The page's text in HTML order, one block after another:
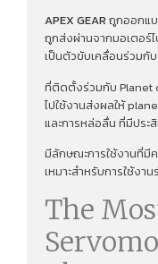
APEX GEAR ถูกออกแ
ถูกส่งผ่านจากมอเตอร์
เป็นตัวขับเคลื่อนร่วมกั
ที่ติดตั้งร่วมกับ Planet
ไปใช้งานส่งผลให้
และการหล่อลื่น ที่มีประ
มีลักษณะการใช้งานที่มี
เหมาะสำหรับการใช้งา
The